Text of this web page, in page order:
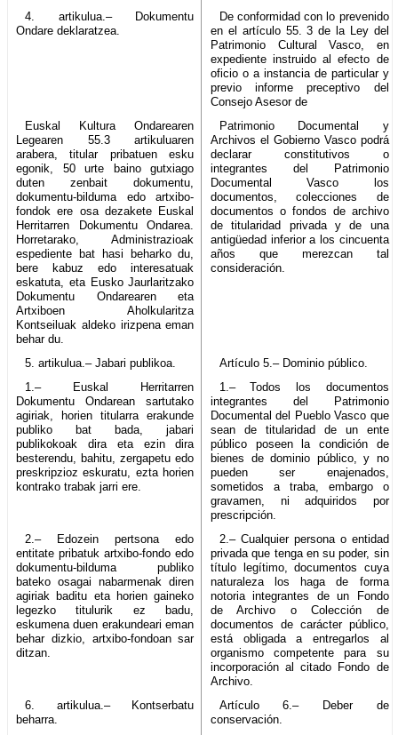
4. artikulua.– Dokumentu
Ondare deklaratzea.
De conformidad con lo prevenido
en el artículo 55. 3 de la Ley del
Patrimonio Cultural Vasco, en
expediente instruido al efecto de
oficio o a instancia de particular y
previo informe preceptivo del
Consejo Asesor de
Euskal Kultura Ondarearen
Legearen 55.3 artikuluaren
arabera, titular pribatuen esku
egonik, 50 urte baino gutxiago
duten zenbait dokumentu,
dokumentu-bilduma edo artxibo-
fondok ere osa dezakete Euskal
Herritarren Dokumentu Ondarea.
Horretarako, Administrazioak
espediente bat hasi beharko du,
bere kabuz edo interesatuak
eskatuta, eta Eusko Jaurlaritzako
Dokumentu Ondarearen eta
Artxiboen Aholkularitza
Kontseiluak aldeko irizpena eman
behar du.
Patrimonio Documental y
Archivos el Gobierno Vasco podrá
declarar constitutivos o
integrantes del Patrimonio
Documental Vasco los
documentos, colecciones de
documentos o fondos de archivo
de titularidad privada y de una
antigüedad inferior a los cincuenta
años que merezcan tal
consideración.
5. artikulua.– Jabari publikoa.
Artículo 5.– Dominio público.
1.– Euskal Herritarren
Dokumentu Ondarean sartutako
agiriak, horien titularra erakunde
publiko bat bada, jabari
publikokoak dira eta ezin dira
besterendu, bahitu, zergapetu edo
preskripzioz eskuratu, ezta horien
kontrako trabak jarri ere.
1.– Todos los documentos
integrantes del Patrimonio
Documental del Pueblo Vasco que
sean de titularidad de un ente
público poseen la condición de
bienes de dominio público, y no
pueden ser enajenados,
sometidos a traba, embargo o
gravamen, ni adquiridos por
prescripción.
2.– Edozein pertsona edo
entitate pribatuk artxibo-fondo edo
dokumentu-bilduma publiko
bateko osagai nabarmenak diren
agiriak baditu eta horien gaineko
legezko titulurik ez badu,
eskumena duen erakundeari eman
behar dizkio, artxibo-fondoan sar
ditzan.
2.– Cualquier persona o entidad
privada que tenga en su poder, sin
título legítimo, documentos cuya
naturaleza los haga de forma
notoria integrantes de un Fondo
de Archivo o Colección de
documentos de carácter público,
está obligada a entregarlos al
organismo competente para su
incorporación al citado Fondo de
Archivo.
6. artikulua.– Kontserbatu
beharra.
Artículo 6.– Deber de
conservación.